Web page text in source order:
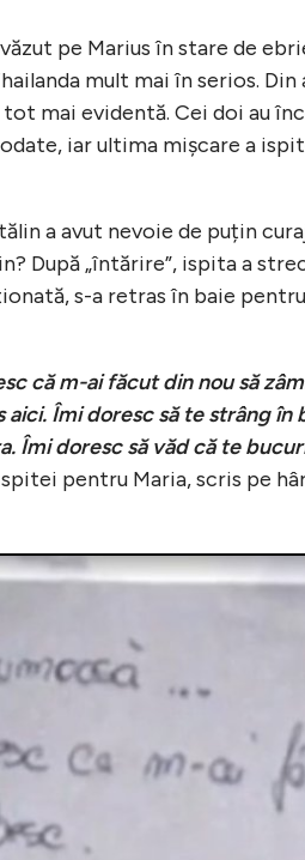
pe Marius în stare de
mult mai în serios.
mai evidentă. Cei doi au
iar ultima mișcare a
a avut nevoie de puțin
După „întărire”, ispita a
s-a retras în baie
că m-ai făcut din nou să
Îmi doresc să te strâng în
Îmi doresc să văd că te
pentru Maria, scris pe